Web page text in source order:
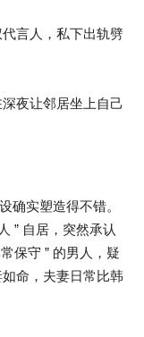
言人，私下出轨劈
夜让邻居坐上自己
确实塑造得不错。
” 自居，突然承认
保守 ” 的男人，疑
命，夫妻日常比韩